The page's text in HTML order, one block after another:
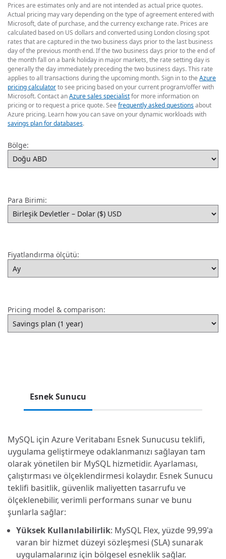
Prices are estimates only and are not intended as actual price quotes.
Actual pricing may vary depending on the type of agreement entered with
Microsoft, date of purchase, and the currency exchange rate. Prices are
calculated based on US dollars and converted using London closing spot
rates that are captured in the two business days prior to the last business
day of the previous month end. If the two business days prior to the end of
the month fall on a bank holiday in major markets, the rate setting day is
generally the day immediately preceding the two business days. This rate
applies to all transactions during the upcoming month. Sign in to the Azure
pricing calculatorto see pricing based on your current program/offer with
Microsoft. Contact anAzure sales specialistfor more information on
pricing or to request a price quote. See frequently asked questionsabout
Azure pricing. Learn how you can save on your dynamic workloads with
savings plan for databases.
Bölge:
Para Birimi:
Fiyatlandırma ölçütü:
Pricing model & comparison:
Esnek Sunucu
MySQL için Azure Veritabanı Esnek Sunucusu teklifi,
uygulama geliştirmeye odaklanmanızı sağlayan tam
olarak yönetilen bir MySQL hizmetidir. Ayarlaması,
çalıştırması ve ölçeklendirmesi kolaydır. Esnek Sunucu
teklifi basitlik, güvenlik maliyetten tasarrufu ve
ölçeklenebilir, verimli performans sunar ve bunu
şunlarla sağlar:
Yüksek Kullanılabilirlik: MySQL Flex, yüzde 99,99'a
varan bir hizmet düzeyi sözleşmesi (SLA) sunarak
uygulamalarınız için bölgesel esneklik sağlar.